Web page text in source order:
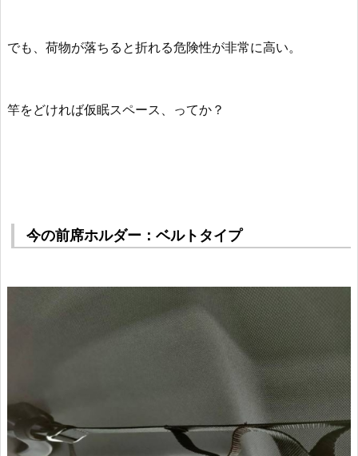
でも、 荷物が落ちると折れる危険性が非常に高い。
竿をどければ仮眠スペース、ってか？
今の前席ホルダー：ベルトタイプ